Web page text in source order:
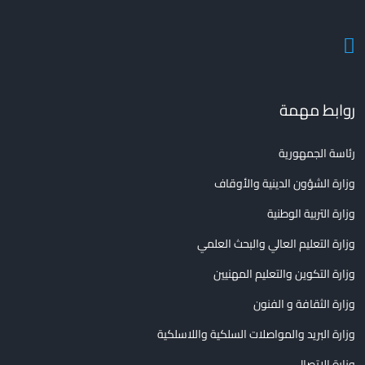
روابط مهمة
رئاسة الجمهورية
وزارة الشؤون الدينية والأوقاف
وزارة التربية الوطنية
وزارة التعليم العالي والبحث العلمي
وزارة التكوين والتعليم المهنيين
وزارة الثقافة و الفنون
وزارة البريد والمواصلات السلكية واللاسلكية